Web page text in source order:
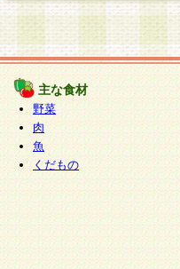
4.本規約は、会
の当社による会
たものとみなさ
5.当社がお聞き
で提 供いただい
自らの個人情報
をお預かりいた
商品やサービス
了承ください。
6.当社は、お客
主な食材
野菜
肉
魚
くだもの